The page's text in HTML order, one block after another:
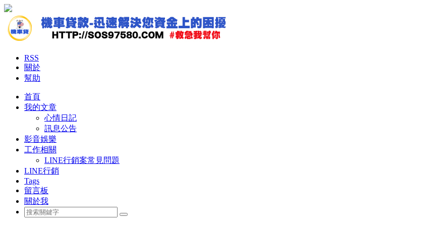
RSS
關於
幫助
首頁
我的文章
心情日記
訊息公告
影音娛樂
工作相關
LINE行銷案常見問題
LINE行銷
Tags
留言板
關於我